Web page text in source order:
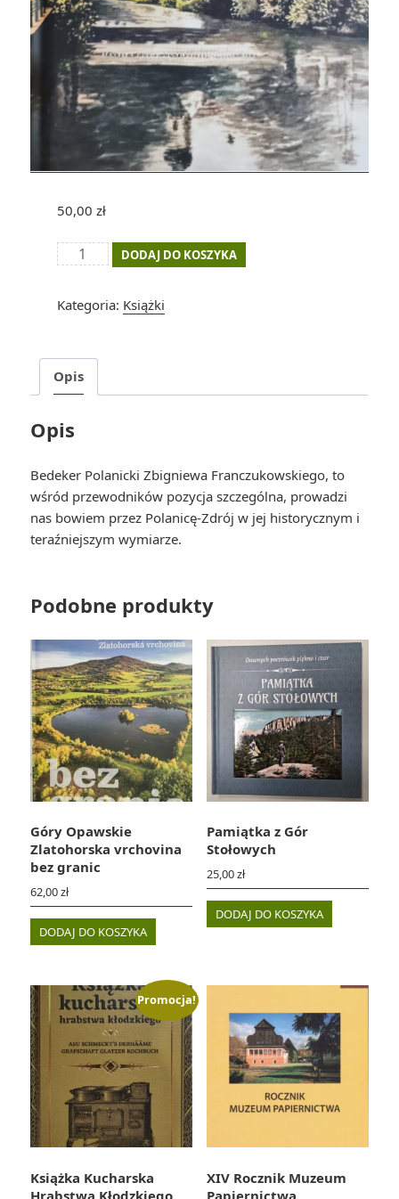
50,00 zł
ilość
DODAJ DO KOSZYKA
Kategoria: Książki
Opis
Opis
Bedeker Polanicki Zbigniewa Franczukowskiego, to
wśród przewodników pozycja szczególna, prowadzi
nas bowiem przez Polanicę-Zdrój w jej historycznym i
teraźniejszym wymiarze.
Podobne produkty
Góry Opawskie
Zlatohorska vrchovina
bez granic
62,00zł
DODAJ DO KOSZYKA
Pamiątka z Gór
Stołowych
25,00zł
DODAJ DO KOSZYKA
Promocja!
Książka Kucharska
Hrabstwa Kłodzkiego
XIV Rocznik Muzeum
Papiernictwa